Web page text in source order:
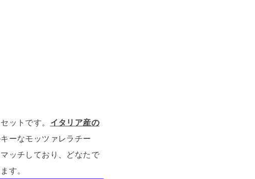
ットです。 イタリア産の
キーなモッツァレラチー
ッチしており、どなたで
す。